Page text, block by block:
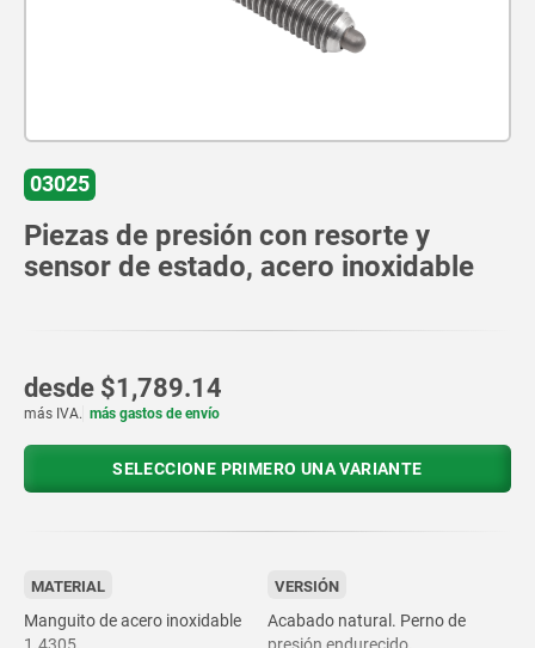
03025
Piezas de presión con resorte y
sensor de estado, acero inoxidable
desde $1,789.14
más IVA. más gastos de envío
SELECCIONE PRIMERO UNA VARIANTE
MATERIAL
Manguito de acero inoxidable
1.4305.
VERSIÓN
Acabado natural. Perno de
presión endurecido.